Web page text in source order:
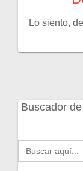
Lo siento,
Buscador
Buscar: